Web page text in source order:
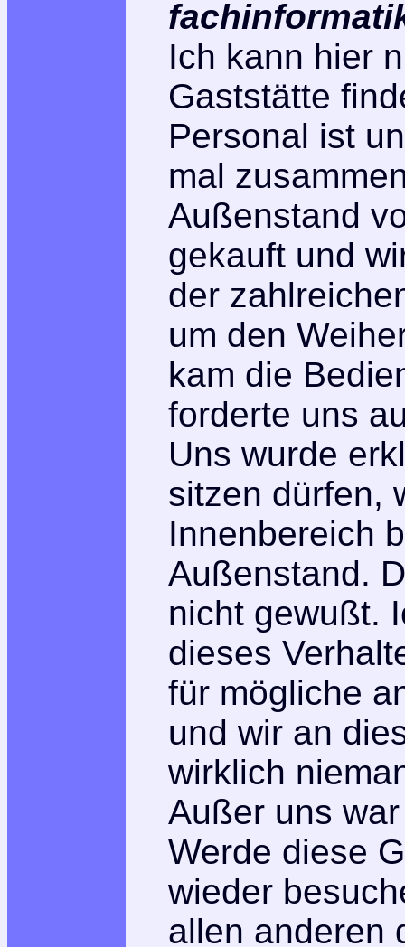
Ich kann hier
Gaststätte
Personal ist
mal
Außenstand
gekauft und
der
um den
kam die
forderte uns
Uns wurde
sitzen dürfen,
Innenbereich
Außenstand.
nicht gewußt.
dieses
für mögliche
und wir an
wirklich
Außer uns
Werde diese
wieder
allen anderen